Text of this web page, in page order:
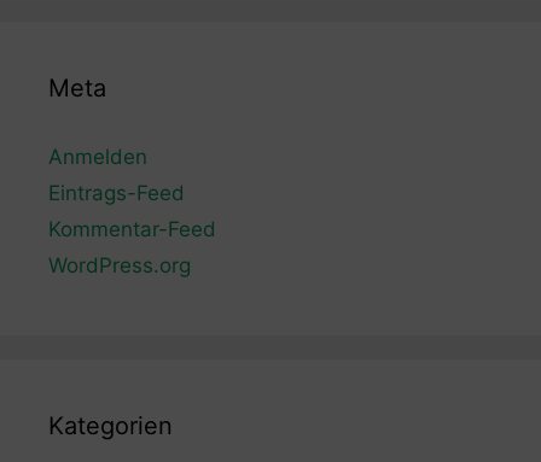
Meta
Anmelden
Eintrags-Feed
Kommentar-Feed
WordPress.org
Kategorien